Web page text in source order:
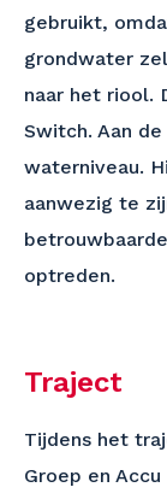
gebruikt,
grondwater
naar het riool.
Switch. Aan
waterniveau.
aanwezig te
optreden.
Traject
Tijdens het
Groep en